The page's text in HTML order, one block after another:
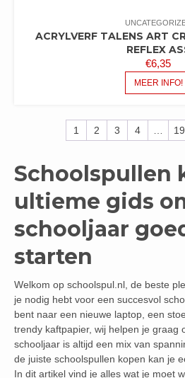
ACRYLVERF TALENS ART
REFLEX
€6,35
MEER INFO!
1 2 3 4 …
Schoolspullen
ultieme gids
schooljaar
starten
Welkom op schoolspul.nl, de beste
je nodig hebt voor een succesvol
bent naar een nieuwe laptop, een
trendy kaftpapier, wij helpen je graag
schooljaar is altijd een mix van
de juiste schoolspullen kopen kan je
In dit artikel vind je alles wat je moet